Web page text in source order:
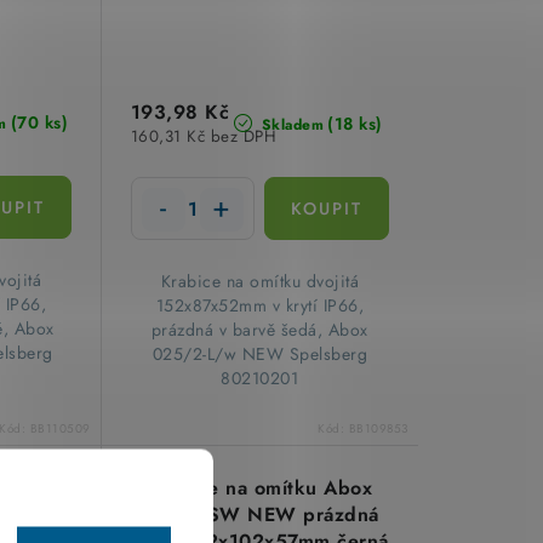
(70 ks)
IP66,
Abox
Kód: BB110509
Skladem (18 ks)
160,31 Kč bez DPH
193,98 Kč
​Krabice na omítku dvojitá
152x87x52mm v krytí IP66,
prázdná v barvě šedá, Abox
025/2-L/w NEW Spelsberg
80210201
Kód: BB109853
Krabice na omítku Abox
040-L/SW NEW prázdná